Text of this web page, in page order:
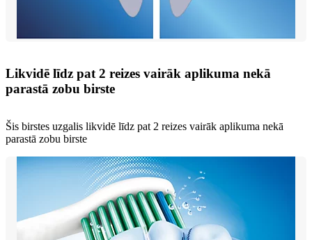
Likvidē līdz pat 2 reizes vairāk aplikuma nekā
parastā zobu birste
Šis birstes uzgalis likvidē līdz pat 2 reizes vairāk aplikuma nekā
parastā zobu birste